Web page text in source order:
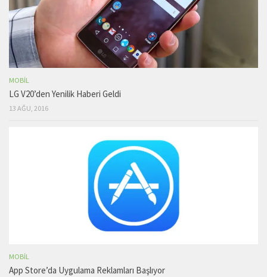
MOBIL
LG V20’den Yenilik Haberi Geldi
13 AĞU, 2016
MOBIL
App Store’da Uygulama Reklamları Başlıyor